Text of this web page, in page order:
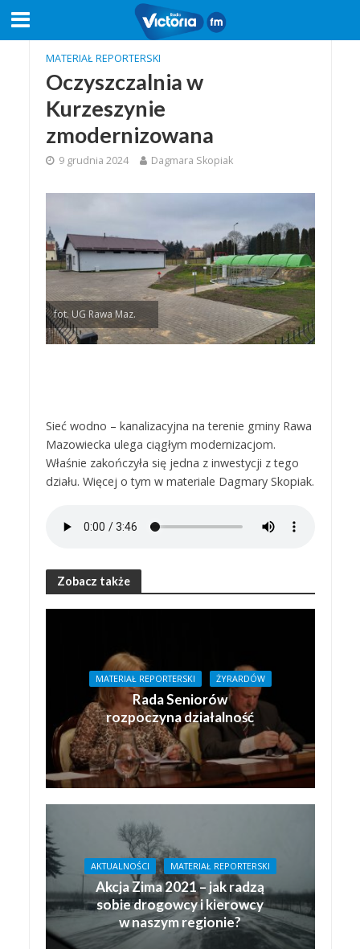
MATERIAŁ REPORTERSKI
Oczyszczalnia w
Kurzeszynie
zmodernizowana
9 grudnia 2024 Dagmara Skopiak
fot. UG Rawa Maz.
Sieć wodno – kanalizacyjna na terenie gminy Rawa
Mazowiecka ulega ciągłym modernizacjom.
Właśnie zakończyła się jedna z inwestycji z tego
działu. Więcej o tym w materiale Dagmary Skopiak.
Zobacz także
MATERIAŁ REPORTERSKI ŻYRARDÓW
Rada Seniorów
rozpoczyna działalność
AKTUALNOŚCI MATERIAŁ REPORTERSKI
Akcja Zima 2021 – jak radzą
sobie drogowcy i kierowcy
w naszym regionie?